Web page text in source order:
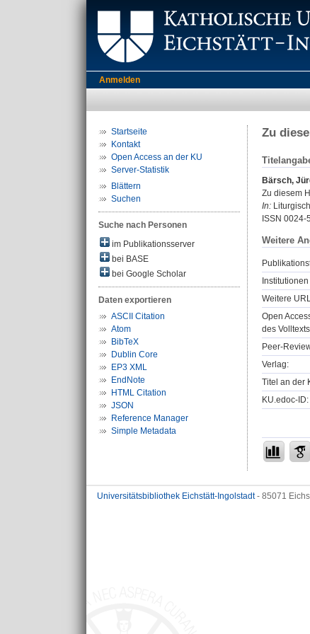
Anmelden
Startseite
Kontakt
Open Access an der KU
Server-Statistik
Blättern
Suchen
Suche nach Personen
im Publikationsserver
bei BASE
bei Google Scholar
Daten exportieren
ASCII Citation
Atom
BibTeX
Dublin Core
EP3 XML
EndNote
HTML Citation
JSON
Reference Manager
Simple Metadata
Zu
Bärsch,
Zu diesem
In:
ISSN 0024-
Weitere
Weitere
Open
des
Peer-
Verlag:
Titel an der
KU.edoc-ID:
Universitätsbibliothek Eichstätt-Ingolstadt- 85071